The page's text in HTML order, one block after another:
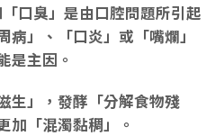
口臭」是由口腔問題所引起
病」、「口炎」或「嘴爛」
是主因。
生」，發酵「分解食物殘
加「混濁黏稠」。